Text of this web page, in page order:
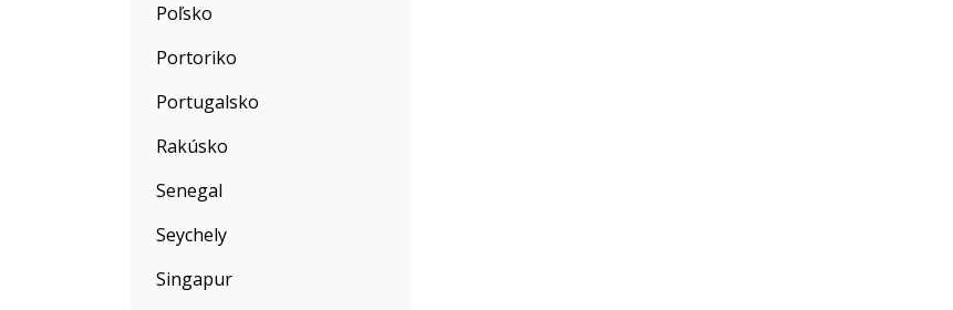
Poľsko
Portoriko
Portugalsko
Rakúsko
Senegal
Seychely
Singapur